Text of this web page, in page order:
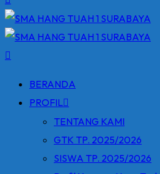
BERANDA
PROFIL
TENTANG KAMI
GTK TP. 2025/2026
SISWA TP. 2025/2026